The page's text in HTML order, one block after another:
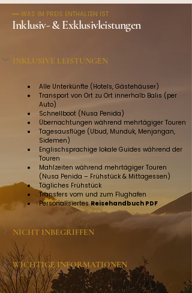
━━ WAS IM PREIS ENTHALTEN IST
Inklusiv- & Exklusivleistungen
INKLUSIVE LEISTUNGEN
Alle Unterkünfte (Hotels, Gästehäuser)
Transport von Ort zu Ort innerhalb Balis (per
Auto)
Schnellboot (Nusa Penida)
Übernachtungen während mehrtägiger Touren
Tagesausflüge (Ubud, Munduk, Menjangan,
Sidemen)
Englischsprachige lokale Guides während der
Touren
Mahlzeiten während mehrtägiger Touren
(Nusa Penida – Frühstück & Mittagessen)
Tägliches Frühstück
Transfers vom und zum Flughafen
Personalisiertes Reisehandbuch PDF
NICHT INBEGRIFFEN
WICHTIGE INFORMATIONEN